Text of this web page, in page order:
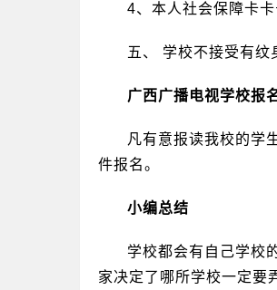
4、本人社会保障卡
五、 学校不接受有纹
广西广播电视学校报
凡有意报读我校的学
件报名。
小编总结
学校都会有自己学校
家决定了哪所学校一定要